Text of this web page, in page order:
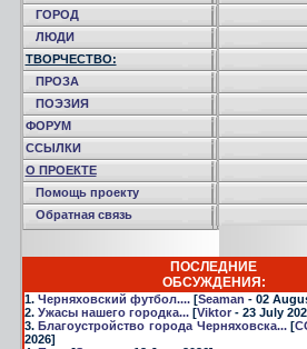
ГОРОД
ЛЮДИ
ТВОРЧЕСТВО:
ПРОЗА
ПОЭЗИЯ
ФОРУМ
ССЫЛКИ
О ПРОЕКТЕ
Помощь проекту
Обратная связь
ПОСЛЕДНИЕ
ОБСУЖДЕНИЯ:
1. Черняховский футбол....[Seaman - 02
2. Ужасы нашего городка...[Viktor- 23 July
3.Благоустройство города Черняховска...[
2026]